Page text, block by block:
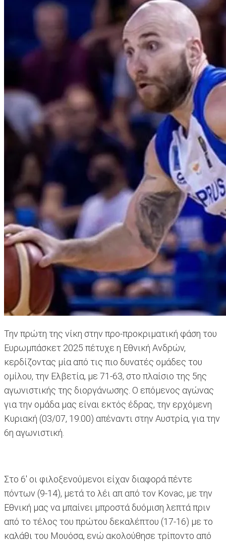
Την πρώτη της νίκη στην προ-προκριματική φάση του
Ευρωμπάσκετ 2025 πέτυχε η Εθνική Ανδρών,
κερδίζοντας μία από τις πιο δυνατές ομάδες του
ομίλου, την Ελβετία, με 71-63, στο πλαίσιο της 5ης
αγωνιστικής της διοργάνωσης. Ο επόμενος αγώνας
για την ομάδα μας είναι εκτός έδρας, την ερχόμενη
Κυριακή (03/07, 19:00) απέναντι στην Αυστρία, για την
6η αγωνιστική.
Στο 6' οι φιλοξενούμενοι είχαν διαφορά πέντε
πόντων (9-14), μετά το λέι απ από τον Kovac, με την
Εθνική μας να μπαίνει μπροστά δυόμιση λεπτά πριν
από το τέλος του πρώτου δεκαλέπτου (17-16) με το
καλάθι του Μουόσα, ενώ ακολούθησε τρίποντο από